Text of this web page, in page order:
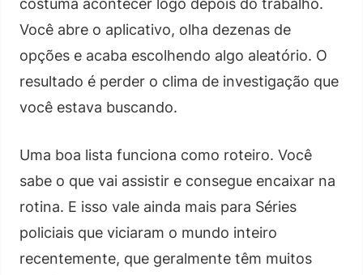
costuma acontecer logo depois do trabalho.
Você abre o aplicativo, olha dezenas de
opções e acaba escolhendo algo aleatório. O
resultado é perder o clima de investigação que
você estava buscando.
Uma boa lista funciona como roteiro. Você
sabe o que vai assistir e consegue encaixar na
rotina. E isso vale ainda mais para Séries
policiais que viciaram o mundo inteiro
recentemente, que geralmente têm muitos